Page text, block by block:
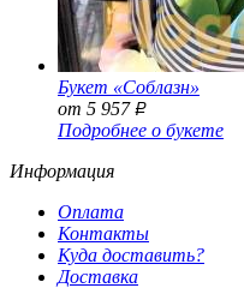
Букет «Соблазн»
от 5 957 Р
Подробнее о букете
Информация
Оплата
Контакты
Куда доставить?
Доставка